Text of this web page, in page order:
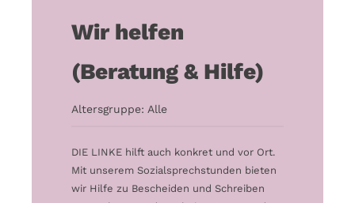
Wir helfen
(Beratung & Hilfe)
Altersgruppe: Alle
DIE LINKE hilft auch konkret und vor Ort.
Mit unserem Sozialsprechstunden bieten
wir Hilfe zu Bescheiden und Schreiben